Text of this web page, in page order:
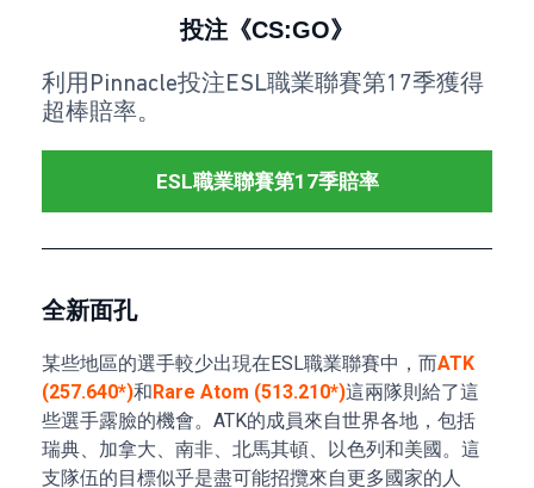
投注《CS:GO》
利用Pinnacle投注ESL職業聯賽第17季獲得
超棒賠率。
ESL職業聯賽第17季賠率
全新面孔
某些地區的選手較少出現在ESL職業聯賽中，而ATK
(257.640*)和Rare Atom (513.210*)這兩隊則給了這
些選手露臉的機會。ATK的成員來自世界各地，包括
瑞典、加拿大、南非、北馬其頓、以色列和美國。這
支隊伍的目標似乎是盡可能招攬來自更多國家的人